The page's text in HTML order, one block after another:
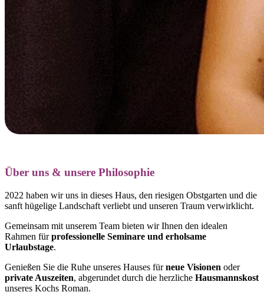
Über uns & unsere Philosophie
2022 haben wir uns in dieses Haus, den riesigen Obstgarten und die
sanft hügelige Landschaft verliebt und unseren Traum verwirklicht.
Gemeinsam mit unserem Team bieten wir Ihnen den idealen
Rahmen fürprofessionelle Seminare und erholsame
Urlaubstage.
Genießen Sie die Ruhe unseres Hauses fürneue Visionen oder
private Auszeiten, abgerundet durch die herzliche Hausmannskost
unseres Kochs Roman.